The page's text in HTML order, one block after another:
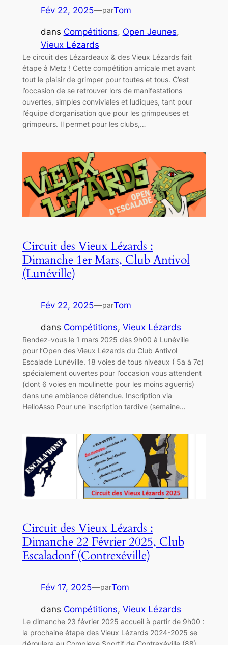
Fév 22, 2025—parTom
dans Compétitions, Open Jeunes
Vieux Lézards
Le circuit des Lézardeaux & des Vieux Lézards fait
étape à Metz ! Cette compétition amicale met avant
tout le plaisir de grimper pour toutes et tous. C’est
l’occasion de se retrouver lors de manifestations
ouvertes, simples conviviales et ludiques, tant pour
l’équipe d’organisation que pour les grimpeuses et
grimpeurs. Il permet pour les clubs,…
Circuit des Vieux Lézards :
Dimanche 1er Mars, Club Antivol
(Lunéville)
Fév 22, 2025—parTom
dans Compétitions, Vieux Lézards
Rendez-vous le 1 mars 2025 dès 9h00 à Lunéville
pour l’Open des Vieux Lézards du Club Antivol
Escalade Lunéville. 18 voies de tous niveaux ( 5a à 7c)
spécialement ouvertes pour l’occasion vous attendent
(dont 6 voies en moulinette pour les moins aguerris)
dans une ambiance détendue. Inscription via
HelloAsso Pour une inscription tardive (semaine…
Circuit des Vieux Lézards :
Dimanche 22 Février 2025, Club
Escaladonf (Contrexéville)
Fév 17, 2025—parTom
dans Compétitions, Vieux Lézards
Le dimanche 23 février 2025 accueil à partir de 9h00 :
la prochaine étape des Vieux Lézards 2024-2025 se